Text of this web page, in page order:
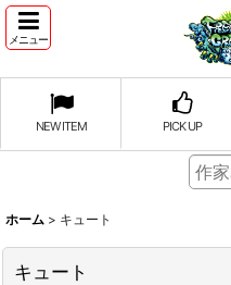
メニュー
NEW ITEM PICK UP
ホーム > キュート
キュート